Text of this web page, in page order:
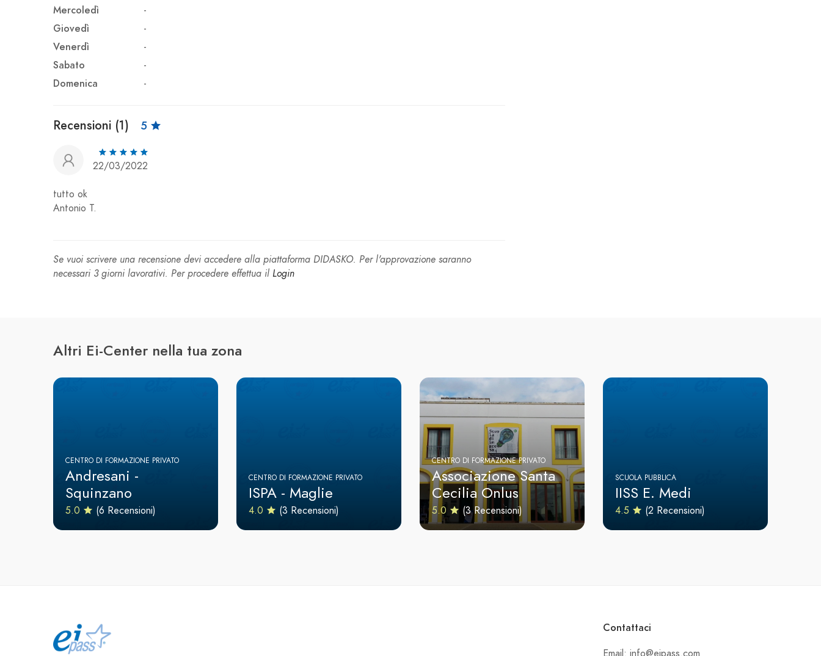
Mercoledì
-
Giovedì
-
Venerdì
-
Sabato
-
Domenica
-
Recensioni (1) 5
22/03/2022
tutto ok
Antonio T.
Se vuoi scrivere una recensione devi accedere alla piattaforma DIDASKO. Per l'approvazione saranno
necessari 3 giorni lavorativi. Per procedere effettua il Login
Altri Ei-Center nella tua zona
CENTRO DI FORMAZIONE PRIVATO
Andresani -
Squinzano
5.0 (6 Recensioni)
CENTRO DI FORMAZIONE PRIVATO
ISPA - Maglie
4.0 (3 Recensioni)
CENTRO DI FORMAZIONE PRIVATO
Associazione Santa
Cecilia Onlus
5.0 (3 Recensioni)
SCUOLA PUBBLICA
IISS E. Medi
4.5 (2 Recensioni)
Contattaci